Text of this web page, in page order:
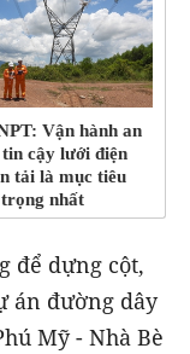
Vận hành an
cậy lưới điện
tải là mục tiêu
nhất
để dựng cột,
án đường dây
Mỹ - Nhà Bè